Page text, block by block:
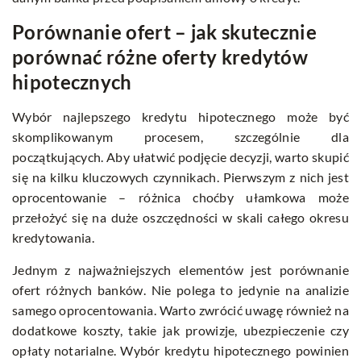
Porównanie ofert – jak skutecznie
porównać różne oferty kredytów
hipotecznych
Wybór najlepszego kredytu hipotecznego może być
skomplikowanym procesem, szczególnie dla
początkujących. Aby ułatwić podjęcie decyzji, warto skupić
się na kilku kluczowych czynnikach. Pierwszym z nich jest
oprocentowanie – różnica choćby ułamkowa może
przełożyć się na duże oszczędności w skali całego okresu
kredytowania.
Jednym z najważniejszych elementów jest porównanie
ofert różnych banków. Nie polega to jedynie na analizie
samego oprocentowania. Warto zwrócić uwagę również na
dodatkowe koszty, takie jak prowizje, ubezpieczenie czy
opłaty notarialne. Wybór kredytu hipotecznego powinien